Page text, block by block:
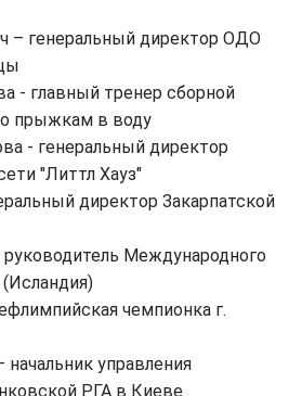
– генеральный директор ОДО
- главный тренер сборной
прыжкам в воду
- генеральный директор
"Литтл Хауз"
директор Закарпатской
Международного
(Исландия)
чемпионка г.
начальник управления
РГА в Киеве